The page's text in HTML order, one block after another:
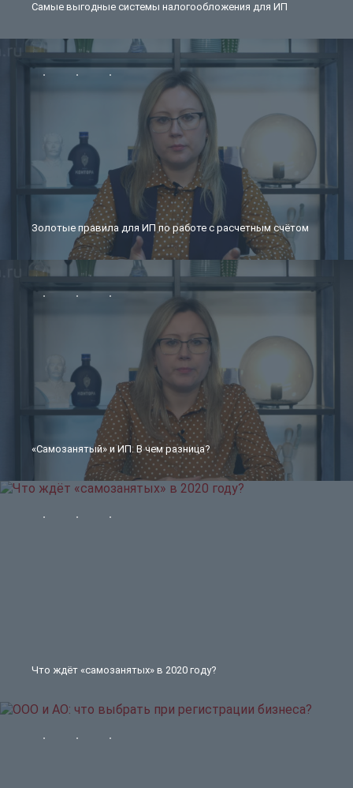
Самые выгодные системы налогообложения для ИП
Золотые правила для ИП по работе с расчетным счётом
«Самозанятый» и ИП. В чем разница?
Что ждёт «самозанятых» в 2020 году?